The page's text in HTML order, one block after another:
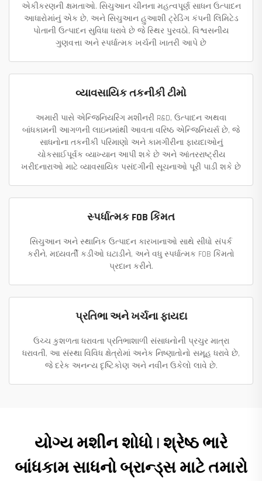
એકીકરણની ક્ષમતાઓ. સિચુઆન ચીનના મહત્વપૂર્ણ સાધન ઉત્પાદન
આધારોમાંનું એક છે, અને સિચુઆન હુઆશી ટ્રેડિંગ કંપની લિમિટેડ
પોતાની ઉત્પાદન સુવિધા ધરાવે છે જે સ્થિર પુરવઠો, વિશ્વસનીય
ગુણવત્તા અને સ્પર્ધાત્મક ખર્ચની ખાતરી આપે છે
વ્યાવસાયિક તકનીકી ટીમો
અમારી પાસે એન્જિનિયરિંગ મશીનરી R&D, ઉત્પાદન અથવા
બાંધકામની આગળની લાઇનમાંથી આવતા વરિષ્ઠ એન્જિનિયર્સ છે, જે
સાધનોના તકનીકી પરિમાણો અને કામગીરીના ફાયદાઓનું
ચોકસાઈપૂર્વક વ્યાખ્યાન આપી શકે છે અને આંતરરાષ્ટ્રીય
ખરીદનારાઓ માટે વ્યાવસાયિક પસંદગીની સૂચનાઓ પૂરી પાડી શકે છે
સ્પર્ધાત્મક FOB કિંમત
સિચુઆન અને સ્થાનિક ઉત્પાદન કારખાનાઓ સાથે સીધો સંપર્ક
કરીને, મધ્યવર્તી કડીઓ ઘટાડીને, અને વધુ સ્પર્ધાત્મક FOB કિંમતો
પ્રદાન કરીને.
પ્રતિભા અને ખર્ચના ફાયદા
ઉચ્ચ કુશળતા ધરાવતા પ્રતિભાશાળી સંસાધનોની પ્રચુર માત્રા
ધરાવતી, આ સંસ્થા વિવિધ ક્ષેત્રોમાં અનેક નિષ્ણાતોનો સમૂહ ધરાવે છે,
જે દરેક અનન્ય દૃષ્ટિકોણ અને નવીન ઉકેલો લાવે છે.
યોગ્ય મશીન શોધો | શ્રેષ્ઠ ભારે
બાંધકામ સાધનો બ્રાન્ડ્સ માટે તમારો